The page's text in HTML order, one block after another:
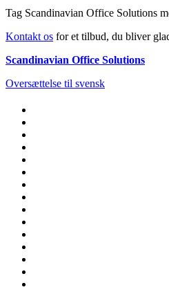
Tag Scandinavian Office Solutions
Kontakt os for et tilbud, du bliver
Scandinavian Office Solutions
Oversættelse til svensk